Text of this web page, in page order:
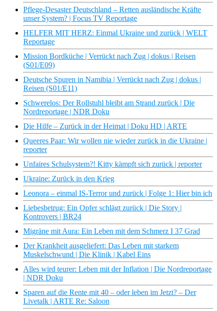
Pflege-Desaster Deutschland – Retten ausländische Kräfte
unser System? | Focus TV Reportage
HELFER MIT HERZ: Einmal Ukraine und zurück | WELT
Reportage
Mission Bordküche | Verrückt nach Zug | dokus | Reisen
(S01/E09)
Deutsche Spuren in Namibia | Verrückt nach Zug | dokus |
Reisen (S01/E11)
Schwerelos: Der Rollstuhl bleibt am Strand zurück | Die
Nordreportage | NDR Doku
Die Hilfe – Zurück in der Heimat | Doku HD | ARTE
Queeres Paar: Wir wollen nie wieder zurück in die Ukraine |
reporter
Unfaires Schulsystem?! Kitty kämpft sich zurück | reporter
Ukraine: Zurück in den Krieg
Leonora – einmal IS-Terror und zurück | Folge 1: Hier bin ich
Liebesbetrug: Ein Opfer schlägt zurück | Die Story |
Kontrovers | BR24
Migräne mit Aura: Ein Leben mit dem Schmerz I 37 Grad
Der Krankheit ausgeliefert: Das Leben mit starkem
Muskelschwund | Die Klinik | Kabel Eins
Alles wird teurer: Leben mit der Inflation | Die Nordreportage
| NDR Doku
Sparen auf die Rente mit 40 – oder leben im Jetzt? – Der
Livetalk | ARTE Re: Saloon